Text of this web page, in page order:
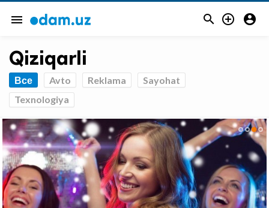
menu   
Qiziqarli
Все Avto Reklama
Sayohat
Texnologiya